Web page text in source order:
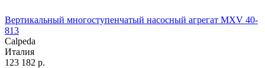
Вертикальный многоступенчатый насосный агрегат MXV 40-
813
Calpeda
Италия
123 182 р.